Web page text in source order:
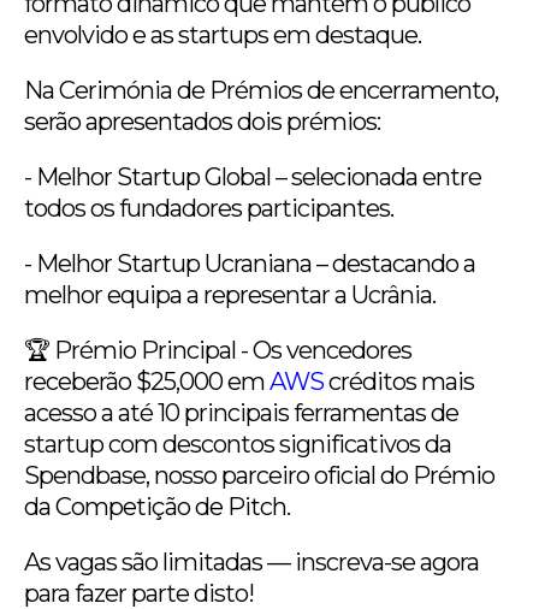
envolvido e as startups em destaque.
Na Cerimónia de Prémios de encerramento,
serão apresentados dois prémios:
- Melhor Startup Global – selecionada entre
todos os fundadores participantes.
- Melhor Startup Ucraniana – destacando a
melhor equipa a representar a Ucrânia.
🏆 Prémio Principal - Os vencedores
receberão $25,000 emAWScréditos mais
acesso a até 10 principais ferramentas de
startup com descontos significativos da
Spendbase, nosso parceiro oficial do Prémio
da Competição de Pitch.
As vagas são limitadas — inscreva-se agora
para fazer parte disto!